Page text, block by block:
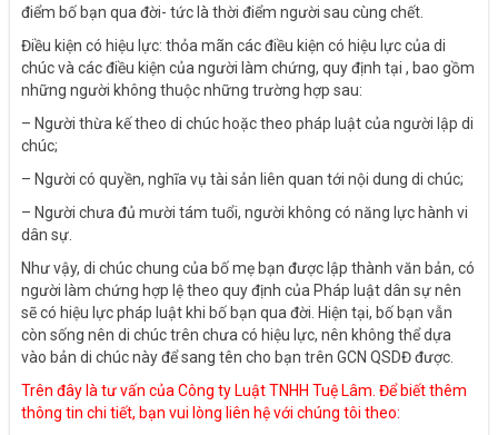
điểm bố bạn qua đời- tức là thời điểm người sau cùng chết.
Điều kiện có hiệu lực: thỏa mãn các điều kiện có hiệu lực của di
chúc và các điều kiện của người làm chứng, quy định tại , bao gồm
những người không thuộc những trường hợp sau:
– Người thừa kế theo di chúc hoặc theo pháp luật của người lập di
chúc;
– Người có quyền, nghĩa vụ tài sản liên quan tới nội dung di chúc;
– Người chưa đủ mười tám tuổi, người không có năng lực hành vi
dân sự.
Như vậy, di chúc chung của bố mẹ bạn được lập thành văn bản, có
người làm chứng hợp lệ theo quy định của Pháp luật dân sự nên
sẽ có hiệu lực pháp luật khi bố bạn qua đời. Hiện tại, bố bạn vẫn
còn sống nên di chúc trên chưa có hiệu lực, nên không thể dựa
vào bản di chúc này để sang tên cho bạn trên GCN QSDĐ được.
Trên đây là tư vấn của Công ty Luật TNHH Tuệ Lâm. Để biết thêm
thông tin chi tiết, bạn vui lòng liên hệ với chúng tôi theo: